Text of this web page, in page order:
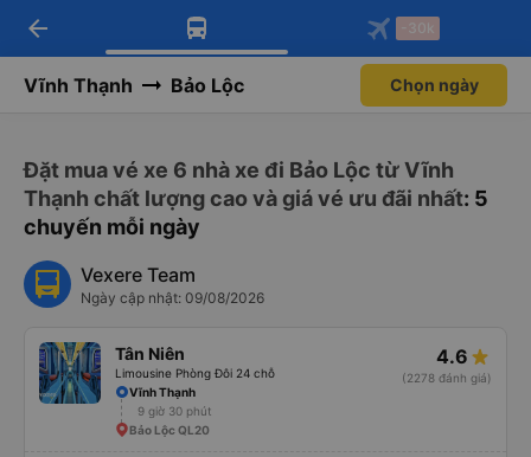
Tải app Vexere ngay!
Nhận ưu đãi thành viên độc
Mở app
Tải app Vexere
-30k/ghế khi đặt vé máy bay qua
Mở app
arrow_back -30k
Vĩnh Thạnh Bảo Lộc Chọn ngày
Đặt mua vé xe 6 nhà xe đi Bảo Lộc từ Vĩnh
Thạnh chất lượng cao và giá vé ưu đãi nhất: 5
chuyến mỗi ngày
Vexere Team
Ngày cập nhật: 09/08/2026
Tân Niên
Limousine Phòng Đôi 24 chỗ
4.6
(2278 đánh giá)
Vĩnh Thạnh
9 giờ 30 phút
Bảo Lộc QL20